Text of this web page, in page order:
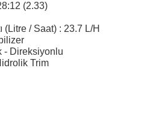
(2.33)
(Litre / Saat) : 23.7 L/H
- Direksiyonlu
Trim
ürün açıklamalarında ve diğer